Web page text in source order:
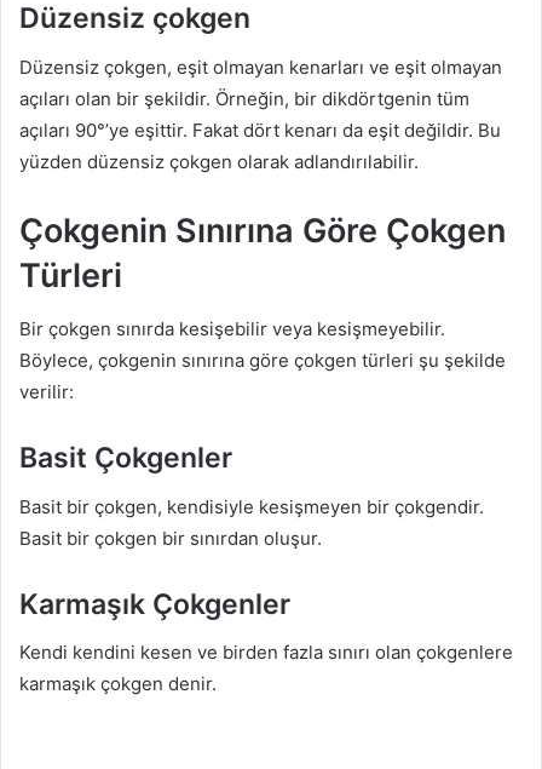
Düzensiz çokgen
Düzensiz çokgen, eşit olmayan kenarları ve eşit olmayan
açıları olan bir şekildir. Örneğin, bir dikdörtgenin tüm
açıları 90°’ye eşittir. Fakat dört kenarı da eşit değildir. Bu
yüzden düzensiz çokgen olarak adlandırılabilir.
Çokgenin Sınırına Göre Çokgen
Türleri
Bir çokgen sınırda kesişebilir veya kesişmeyebilir.
Böylece, çokgenin sınırına göre çokgen türleri şu şekilde
verilir:
Basit Çokgenler
Basit bir çokgen, kendisiyle kesişmeyen bir çokgendir.
Basit bir çokgen bir sınırdan oluşur.
Karmaşık Çokgenler
Kendi kendini kesen ve birden fazla sınırı olan çokgenlere
karmaşık çokgen denir.